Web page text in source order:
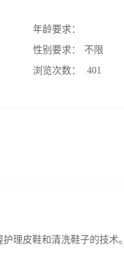
年龄要求：
性别要求：
不限
浏览次数：
401
理皮鞋和清洗鞋子的技术。